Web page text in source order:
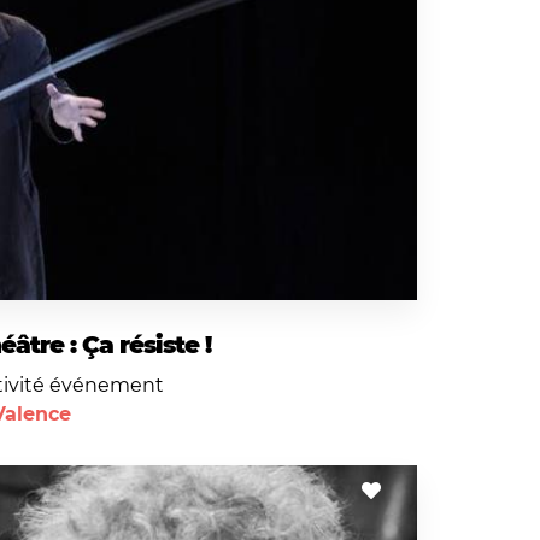
: Ça résiste !
événement